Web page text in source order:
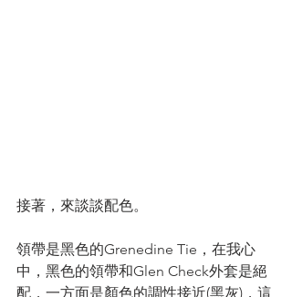
接著，來談談配色。
領帶是黑色的Grenedine Tie，在我心
中，黑色的領帶和Glen Check外套是絕
配，一方面是顏色的調性接近(黑灰)，這